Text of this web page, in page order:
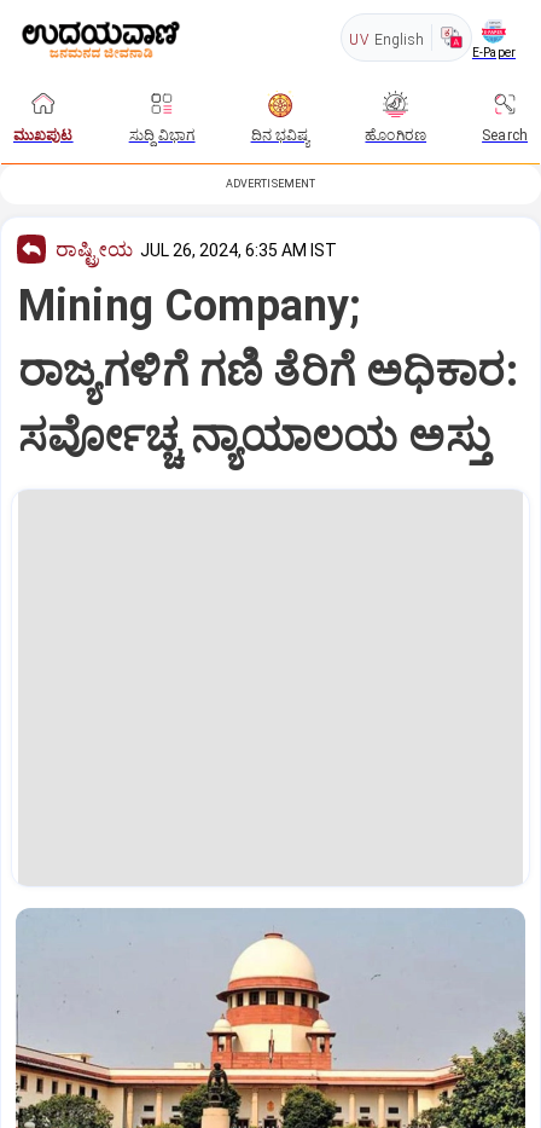
UV English
E-Paper
ಮುಖಪುಟ ಸುದ್ದಿ ವಿಭಾಗ ದಿನ ಭವಿಷ್ಯ ಹೊಂಗಿರಣ Search
ADVERTISEMENT
ರಾಷ್ಟ್ರೀಯ JUL 26, 2024, 6:35 AM IST
Mining Company;
ರಾಜ್ಯಗಳಿಗೆ ಗಣಿ ತೆರಿಗೆ ಅಧಿಕಾರ:
ಸರ್ವೋಚ್ಚ ನ್ಯಾಯಾಲಯ ಅಸ್ತು